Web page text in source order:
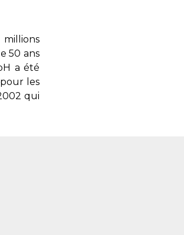
50 ans
a été
les
qui